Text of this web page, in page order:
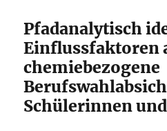
Pfadanalytisch
Einflussfaktoren
chemiebezogene
Schülerinnen